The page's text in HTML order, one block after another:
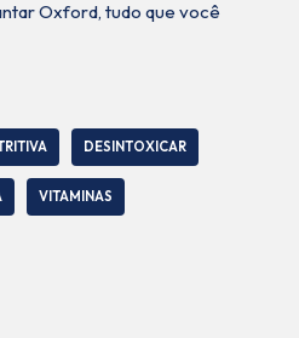
Oxford, tudo que você
DESINTOXICAR
VITAMINAS